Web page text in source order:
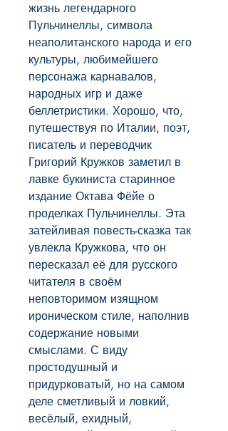
жизнь легендарного
Пульчинеллы, символа
неаполитанского народа и его
культуры, любимейшего
персонажа карнавалов,
народных игр и даже
беллетристики. Хорошо, что,
путешествуя по Италии, поэт,
писатель и переводчик
Григорий Кружков заметил в
лавке букиниста старинное
издание Октава Фёйе о
проделках Пульчинеллы. Эта
затейливая повесть-сказка так
увлекла Кружкова, что он
пересказал её для русского
читателя в своём
неповторимом изящном
ироническом стиле, наполнив
содержание новыми
смыслами. С виду
простодушный и
придурковатый, но на самом
деле сметливый и ловкий,
весёлый, ехидный,